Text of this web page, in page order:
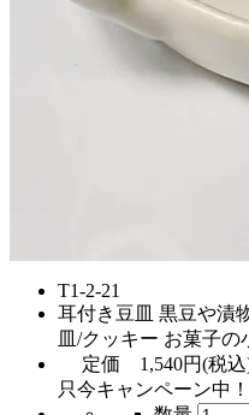
T1-2-21
耳付き豆皿 黒豆や漬
皿/クッキー お菓子の
定価 1,540円(税
只今キャンペーン中！